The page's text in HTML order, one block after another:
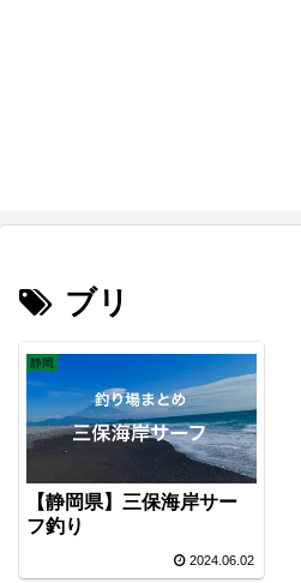
ブリ
静岡
【静岡県】三保海岸サー
フ釣り
2024.06.02